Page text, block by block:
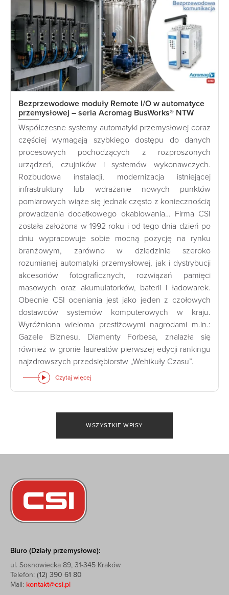
Bezprzewodowe moduły Remote I/O w automatyce
przemysłowej – seria Acromag BusWorks® NTW
Współczesne systemy automatyki przemysłowej coraz
częściej wymagają szybkiego dostępu do danych
procesowych pochodzących z rozproszonych
urządzeń, czujników i systemów wykonawczych.
Rozbudowa instalacji, modernizacja istniejącej
infrastruktury lub wdrażanie nowych punktów
pomiarowych wiąże się jednak często z koniecznością
prowadzenia dodatkowego okablowania… Firma CSI
została założona w 1992 roku i od tego dnia dzień po
dniu wypracowuje sobie mocną pozycję na rynku
branżowym, zarówno w dziedzinie szeroko
rozumianej automatyki przemysłowej, jak i dystrybucji
akcesoriów fotograficznych, rozwiązań pamięci
masowych oraz akumulatorków, baterii i ładowarek.
Obecnie CSI oceniania jest jako jeden z czołowych
dostawców systemów komputerowych w kraju.
Wyróżniona wieloma prestiżowymi nagrodami m.in.:
Gazele Biznesu, Diamenty Forbesa, znalazła się
również w gronie laureatów pierwszej edycji rankingu
najzdrowszych przedsiębiorstw „Wehikuły Czasu”.
Czytaj więcej
WSZYSTKIE WPISY
Biuro (Działy przemysłowe):
ul. Sosnowiecka 89, 31-345 Kraków
Telefon: (12) 390 61 80
Mail: kontakt@csi.pl